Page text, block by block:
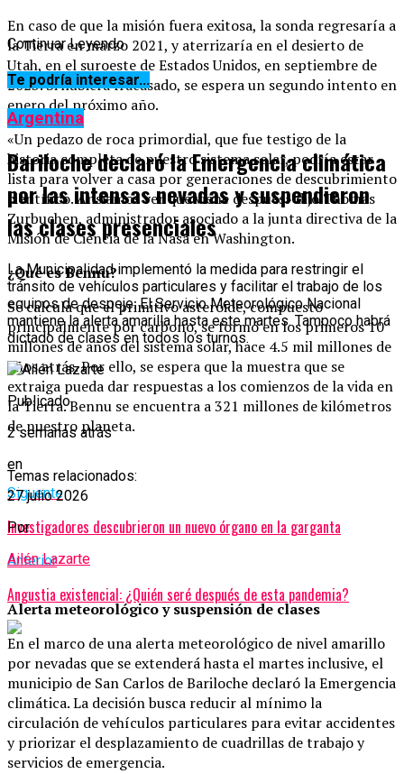
En caso de que la misión fuera exitosa, la sonda regresaría a
la Tierra en marzo 2021, y aterrizaría en el desierto de
Utah, en el suroeste de Estados Unidos, en septiembre de
2023. Si hubiera fracasado, se espera un segundo intento en
enero del próximo año.
«Un pedazo de roca primordial, que fue testigo de la
historia completa de nuestro sistema solar, podría estar
lista para volver a casa por generaciones de descubrimiento
científico. Ansiamos ver que viene después» dijo Thomas
Zurbuchen, administrador asociado a la junta directiva de la
Misión de Ciencia de la Nasa en Washington.
¿Qué es Bennu?
Se calcula que el primitivo asteroide, compuesto
principalmente por carbono, se formó en los primeros 10
millones de años del sistema solar, hace 4.5 mil millones de
años atrás. Por ello, se espera que la muestra que se
extraiga pueda dar respuestas a los comienzos de la vida en
la Tierra. Bennu se encuentra a 321 millones de kilómetros
de nuestro planeta.
Temas relacionados:
Siguente
Investigadores descubrieron un nuevo órgano en la garganta
Anterior
Angustia existencial: ¿Quién seré después de esta pandemia?
Continuar Leyendo
Te podría interesar...
Argentina
Bariloche declaró la Emergencia climática
por las intensas nevadas y suspendieron
las clases presenciales
La Municipalidad implementó la medida para restringir el
tránsito de vehículos particulares y facilitar el trabajo de los
equipos de despeje. El Servicio Meteorológico Nacional
mantiene la alerta amarilla hasta este martes. Tampoco habrá
dictado de clases en todos los turnos.
Publicado
2 semanas atrás
en
27 julio 2026
Por
Ailén Lazarte
Alerta meteorológico y suspensión de clases
En el marco de una alerta meteorológico de nivel amarillo
por nevadas que se extenderá hasta el martes inclusive, el
municipio de San Carlos de Bariloche declaró la Emergencia
climática. La decisión busca reducir al mínimo la
circulación de vehículos particulares para evitar accidentes
y priorizar el desplazamiento de cuadrillas de trabajo y
servicios de emergencia.